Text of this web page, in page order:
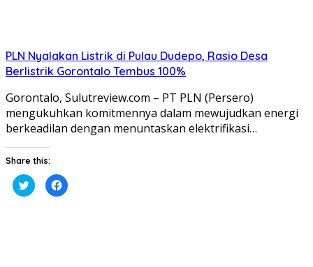
PLN Nyalakan Listrik di Pulau Dudepo, Rasio Desa
Berlistrik Gorontalo Tembus 100%
Gorontalo, Sulutreview.com – PT PLN (Persero)
mengukuhkan komitmennya dalam mewujudkan energi
berkeadilan dengan menuntaskan elektrifikasi…
Share this:
Klik
untuk
berbagi
Klik
untuk